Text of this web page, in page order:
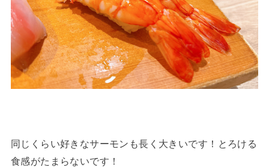
同じくらい好きなサーモンも長く大きいです！とろける
食感がたまらないです！